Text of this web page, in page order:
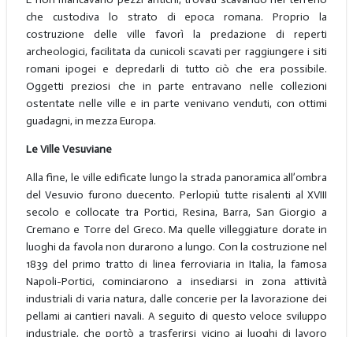
che custodiva lo strato di epoca romana. Proprio la
costruzione delle ville favorì la predazione di reperti
archeologici, facilitata da cunicoli scavati per raggiungere i siti
romani ipogei e depredarli di tutto ciò che era possibile.
Oggetti preziosi che in parte entravano nelle collezioni
ostentate nelle ville e in parte venivano venduti, con ottimi
guadagni, in mezza Europa.
Le Ville Vesuviane
Alla fine, le ville edificate lungo la strada panoramica all’ombra
del Vesuvio furono duecento. Perlopiù tutte risalenti al XVIII
secolo e collocate tra Portici, Resina, Barra, San Giorgio a
Cremano e Torre del Greco. Ma quelle villeggiature dorate in
luoghi da favola non durarono a lungo. Con la costruzione nel
1839 del primo tratto di linea ferroviaria in Italia, la famosa
Napoli-Portici, cominciarono a insediarsi in zona attività
industriali di varia natura, dalle concerie per la lavorazione dei
pellami ai cantieri navali. A seguito di questo veloce sviluppo
industriale, che portò a trasferirsi vicino ai luoghi di lavoro